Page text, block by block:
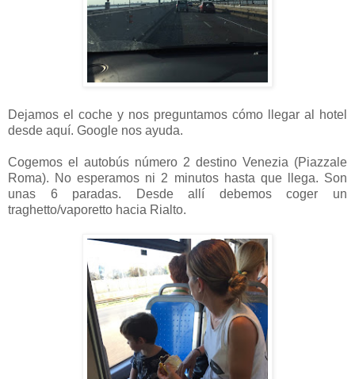
Dejamos el coche y nos preguntamos cómo llegar al hotel
desde aquí. Google nos ayuda.
Cogemos el autobús número 2 destino Venezia (Piazzale
Roma). No esperamos ni 2 minutos hasta que llega. Son
unas 6 paradas. Desde allí debemos coger un
traghetto/vaporetto hacia Rialto.